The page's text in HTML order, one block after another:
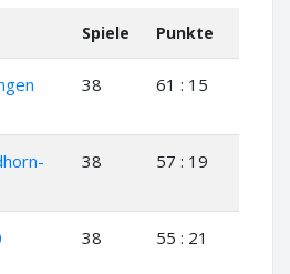
Spiele Punkte
38 61 : 15
38 57 : 19
38 55 : 21